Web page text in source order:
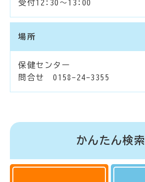
受付12:30～13:00
場所
保健センター
問合せ 0158-24-3355
かんたん検索